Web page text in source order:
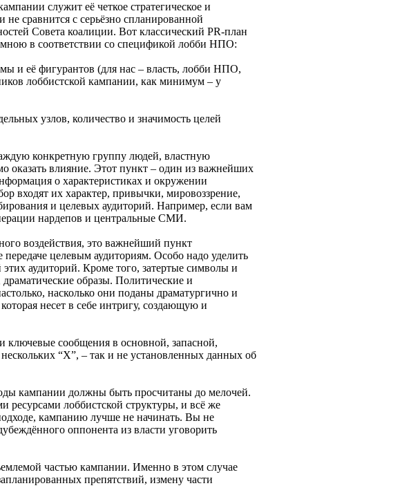
служит её четкое стратегическое и
сравнится с серьёзно спланированной
Совета коалиции. Вот классический PR-план
в соответствии со спецификой лобби НПО:
и её фигурантов (для нас – власть, лобби НПО,
лоббистской кампании, как минимум – у
узлов, количество и значимость целей
конкретную группу людей, властную
оказать влияние. Этот пункт – один из важнейших
о характеристиках и окружении
входят их характер, привычки, мировоззрение,
и целевых аудиторий. Например, если вам
нардепов и центральные СМИ.
воздействия, это важнейший пункт
целевым аудиториям. Особо надо уделить
аудиторий. Кроме того, затертые символы и
образы. Политические и
насколько они поданы драматургично и
несет в себе интригу, создающую и
ключевые сообщения в основной, запасной,
“Х”, – так и не установленных данных об
кампании должны быть просчитаны до мелочей.
ресурсами лоббистской структуры, и всё же
кампанию лучше не начинать. Вы не
оппонента из власти уговорить
частью кампании. Именно в этом случае
препятствий, измену части